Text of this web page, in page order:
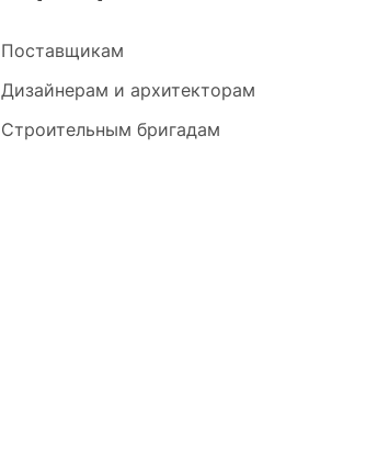
Поставщикам
Дизайнерам и архитекторам
Строительным бригадам